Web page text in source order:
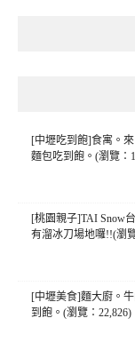
[中壢吃到飽]食寓。
麵包吃到飽。(瀏覽：
[桃園親子]TAI Snow
有溜冰刀場地囉!!(瀏
[中壢美食]麵大廚。
到飽。(瀏覽：22,826)